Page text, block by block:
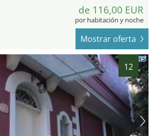
de 116,00 EUR
por habitación y noche
Mostrar oferta
12